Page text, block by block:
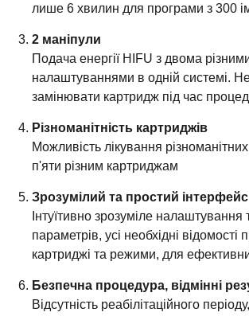
лише 6 хвилин для програми з 300
2 маніпули
Подача енергії HIFU з двома
налаштуваннями в одній системі.
замінювати картридж під час
Різноманітність картриджів
Можливість лікування
п'яти різним картриджам
Зрозумілий та простий інтерфейс
Інтуїтивно зрозуміле
параметрів, усі необхідні відомості
картриджі та режими, для
Безпечна процедура, відмінні
Відсутність реабілітаційного